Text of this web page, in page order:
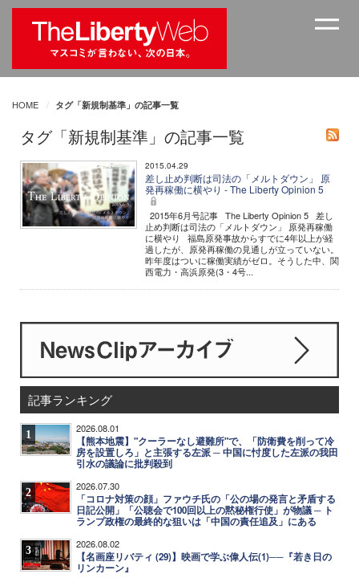
HOME タグ「新規制基準」の記事一覧
タグ「新規制基準」の記事一覧
2015.04.29
差し止め判断は司法の「メルトダウン」 原
発再稼働に横やり - The Liberty Opinion 5
2015年6月号記事 The Liberty Opinion 5 差し
止め判断は司法の「メルトダウン」 原発再稼働
に横やり 福島原発事故からすでに4年以上が経
過したが、原発再稼働の見通しが立っていない。
昨年度はついに稼働実績がゼロ。そうした中、関
西電力・高浜原発(3・4号...
記事ランキング
1 2026.08.01
【熊本地震】"クーラーなし避難所"で、「防衛費を削って冷
房を設置しろ」と主張する左派 ─ 中国に忖度した左派の我田
引水の議論に批判殺到
2 2026.07.30
「コロナ対策の顔」ファウチ氏の「公の場の発言と矛盾する
日記公開」「公聴会で100回以上の黙秘権行使」が物議 ─ ト
ランプ政権の最終的な狙いは「中国の責任追及」にある
3 2026.08.02
【名画座リバティ (29)】映画で学ぶ偉人伝(1)──『若き日の
リンカーン』